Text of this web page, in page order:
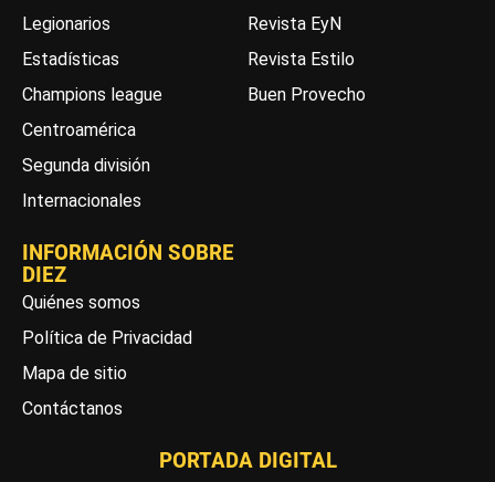
Legionarios
Estadísticas
Champions league
Centroamérica
Segunda división
Internacionales
Revista EyN
Revista Estilo
Buen Provecho
INFORMACIÓN SOBRE
DIEZ
Quiénes somos
Política de Privacidad
Mapa de sitio
Contáctanos
PORTADA DIGITAL